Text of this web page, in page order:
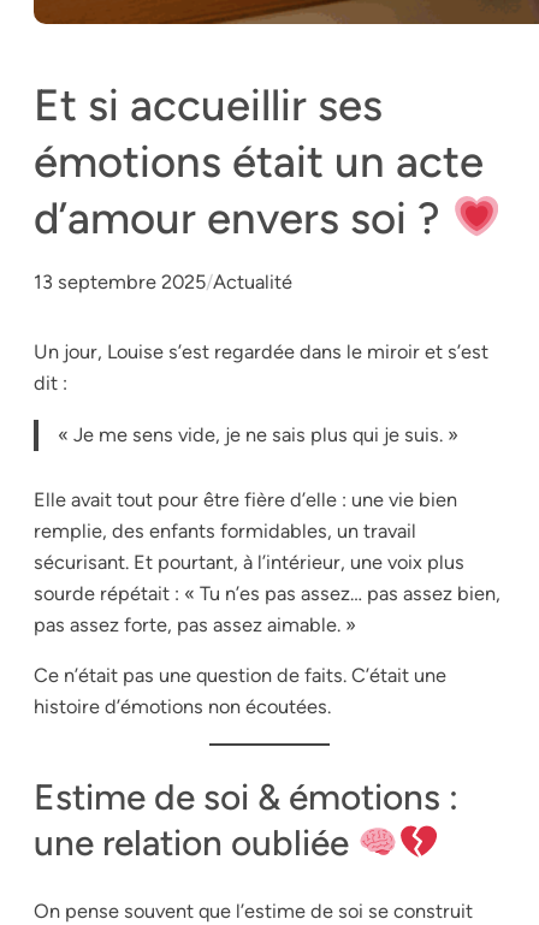
Et si accueillir ses
émotions était un acte
d’amour envers soi ?
13 septembre 2025/Actualité
Un jour, Louise s’est regardée dans le miroir et s’est
dit :
« Je me sens vide, je ne sais plus qui je suis. »
Elle avait tout pour être fière d’elle : une vie bien
remplie, des enfants formidables, un travail
sécurisant. Et pourtant, à l’intérieur, une voix plus
sourde répétait : « Tu n’es pas assez… pas assez bien,
pas assez forte, pas assez aimable. »
Ce n’était pas une question de faits. C’était une
histoire d’émotions non écoutées.
Estime de soi & émotions :
une relation oubliée
On pense souvent que l’estime de soi se construit